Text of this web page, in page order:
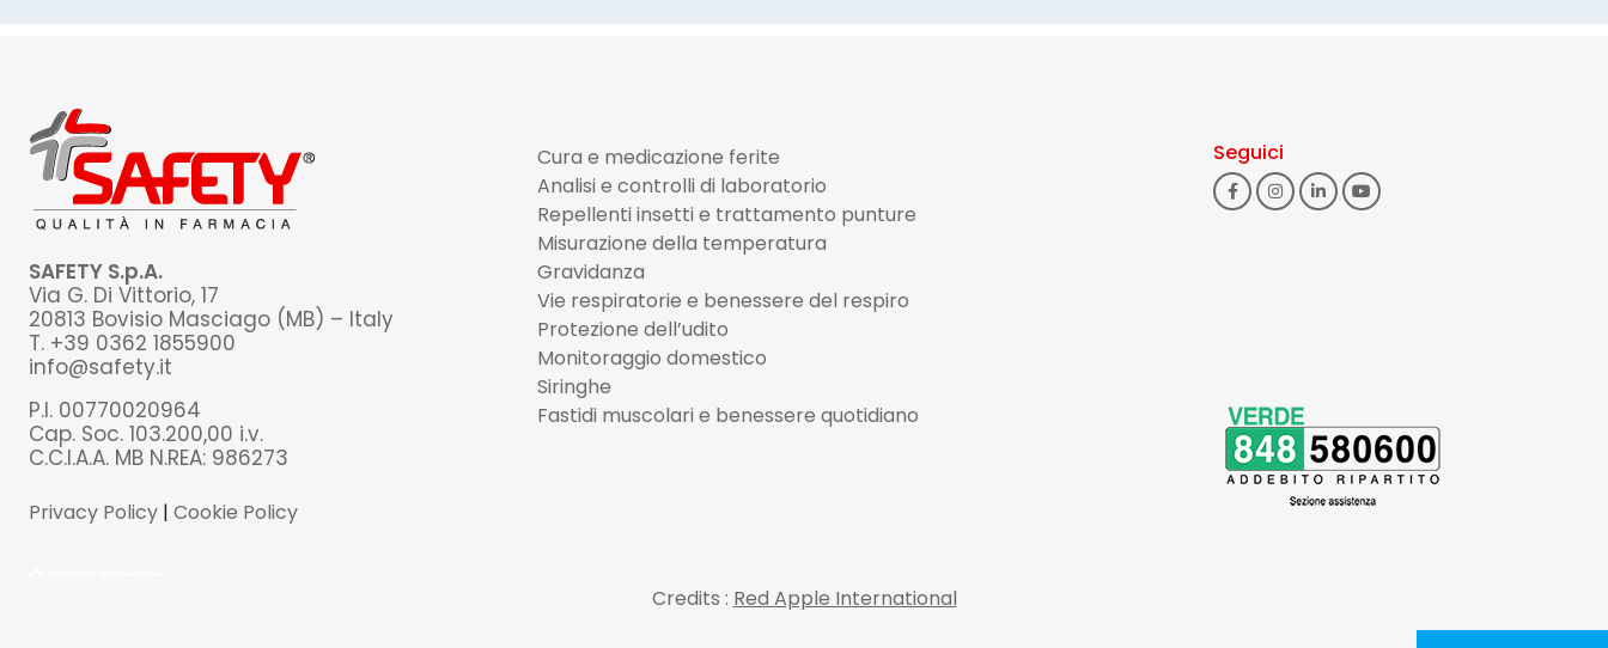
SAFETY S.p.A.
Via G. Di Vittorio, 17
20813 Bovisio Masciago (MB) – Italy
T. +39 0362 1855900
info@safety.it
P.I. 00770020964
Cap. Soc. 103.200,00 i.v.
C.C.I.A.A. MB N.REA: 986273
Privacy Policy | Cookie Policy
Cura e medicazione ferite
Analisi e controlli di laboratorio
Repellenti insetti e trattamento punture
Misurazione della temperatura
Gravidanza
Vie respiratorie e benessere del respiro
Protezione dell’udito
Monitoraggio domestico
Siringhe
Fastidi muscolari e benessere quotidiano
Seguici
Credits : Red Apple International